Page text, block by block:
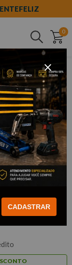
0
Buscar
torneiras
PALISAD
CADASTRAR